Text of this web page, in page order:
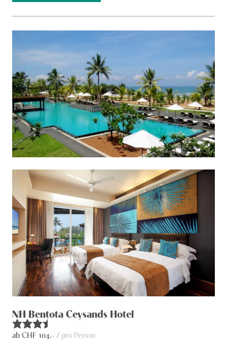
NH Bentota Ceysands Hotel
ab CHF104.– / pro Person